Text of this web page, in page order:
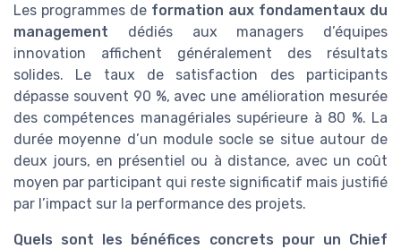
Les programmes de formation aux fondamentaux du
management dédiés aux managers d’équipes
innovation affichent généralement des résultats
solides. Le taux de satisfaction des participants
dépasse souvent 90 %, avec une amélioration mesurée
des compétences managériales supérieure à 80 %. La
durée moyenne d’un module socle se situe autour de
deux jours, en présentiel ou à distance, avec un coût
moyen par participant qui reste significatif mais justifié
par l’impact sur la performance des projets.
Quels sont les bénéfices concrets pour un Chief